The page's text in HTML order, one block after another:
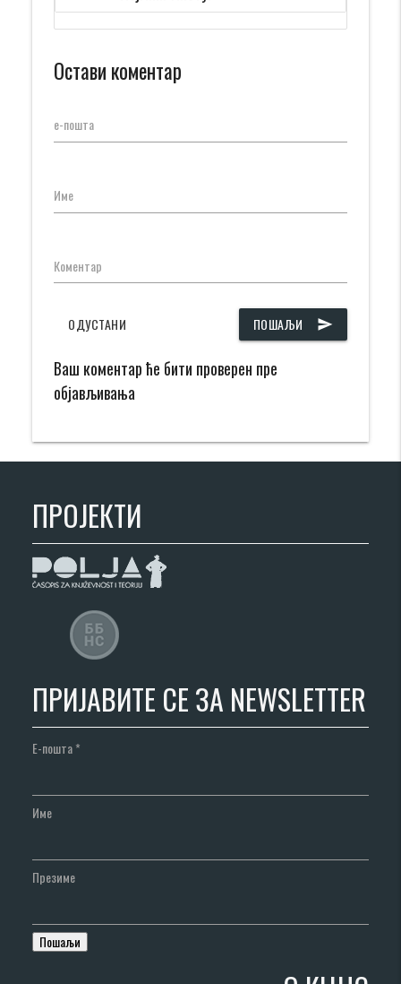
Остави коментар
е-пошта
Име
Коментар
ПОШАЉИ send
ОДУСТАНИ
Ваш коментар ће бити проверен пре
објављивања
ПРОЈЕКТИ
ПРИЈАВИТЕ СЕ ЗА NEWSLETTER
Е-пошта*
Име
Презиме